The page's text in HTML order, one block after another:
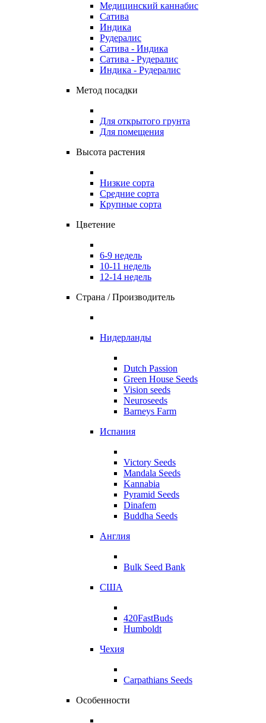
Медицинский каннабис
Сатива
Индика
Рудералис
Сатива - Индика
Сатива - Рудералис
Индика - Рудералис
Метод посадки
Для открытого грунта
Для помещения
Высота растения
Низкие сорта
Средние сорта
Крупные сорта
Цветение
6-9 недель
10-11 недель
12-14 недель
Страна / Производитель
Нидерланды
Dutch Passion
Green House Seeds
Vision seeds
Neuroseeds
Barneys Farm
Испания
Victory Seeds
Mandala Seeds
Kannabia
Pyramid Seeds
Dinafem
Buddha Seeds
Англия
Bulk Seed Bank
США
420FastBuds
Humboldt
Чехия
Carpathians Seeds
Особенности